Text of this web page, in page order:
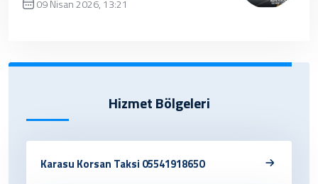
09 Nisan 2026, 13:21
Hizmet Bölgeleri
Karasu Korsan Taksi 05541918650